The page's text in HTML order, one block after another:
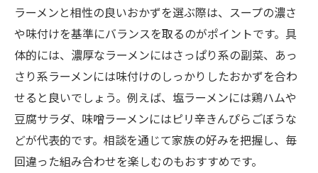
ラーメンと相性の良いおかずを選ぶ際は、スープの濃さ
や味付けを基準にバランスを取るのがポイントです。具
体的には、濃厚なラーメンにはさっぱり系の副菜、あっ
さり系ラーメンには味付けのしっかりしたおかずを合わ
せると良いでしょう。例えば、塩ラーメンには鶏ハムや
豆腐サラダ、味噌ラーメンにはピリ辛きんぴらごぼうな
どが代表的です。相談を通じて家族の好みを把握し、毎
回違った組み合わせを楽しむのもおすすめです。